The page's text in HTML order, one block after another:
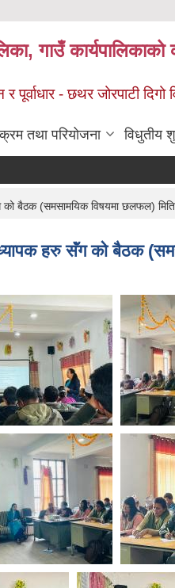
गाउँ
र पूर्वाधार - छथर जोरपाटी
तथा परियोजना विधुतीय
को बैठक (समसामयिक विषयमा छलफल)
हरु सॅंग को बैठक